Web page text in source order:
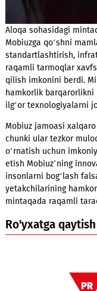
Aloqa sohasidagi
Mobiuzga qo‘shni
standartlashtirish,
raqamli tarmoqlar
qilish imkonini berdi.
Mobiuz jamoasi